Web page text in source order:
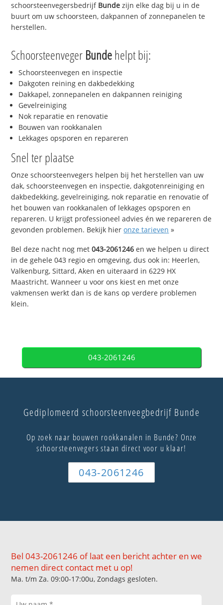
schoorsteenvegersbedrijf Bunde zijn elke dag bij u in de
buurt om uw schoorsteen, dakpannen of zonnepanelen te
herstellen.
Schoorsteenveger Bundehelpt bij:
Schoorsteenvegen en inspectie
Dakgoten reining en dakbedekking
Dakkapel, zonnepanelen en dakpannen reiniging
Gevelreiniging
Nok reparatie en renovatie
Bouwen van rookkanalen
Lekkages opsporen en repareren
Snel ter plaatse
Onze schoorsteenvegers helpen bij het herstellen van uw
dak, schoorsteenvegen en inspectie, dakgotenreiniging en
dakbedekking, gevelreiniging, nok reparatie en renovatie of
het bouwen van rookkanalen of lekkages opsporen en
repareren. U krijgt professioneel advies én we repareren de
gevonden problemen. Bekijk hieronze tarieven »
Bel deze nacht nog met043-2061246 en we helpen u direct
in de gehele 043 regio en omgeving, dus ook in: Heerlen,
Valkenburg, Sittard, Aken en uiteraard in 6229 HX
Maastricht. Wanneer u voor ons kiest en met onze
vakmensen werkt dan is de kans op verdere problemen
klein.
043-2061246
Gediplomeerd schoorsteenveegbedrijf Bunde
Op zoek naar bouwen rookkanalen in Bunde? Onze
schoorsteenvegers staan direct voor u klaar!
043-2061246
Bel 043-2061246 of laat een bericht achter en we
nemen direct contact met u op!
Ma. t/m Za. 09:00-17:00u, Zondags gesloten.